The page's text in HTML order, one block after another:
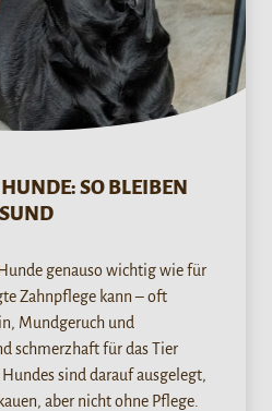
SO BLEIBEN
genauso wichtig wie für
Zahnpflege kann – oft
Mundgeruch und
schmerzhaft für das Tier
sind darauf ausgelegt,
aber nicht ohne Pflege.